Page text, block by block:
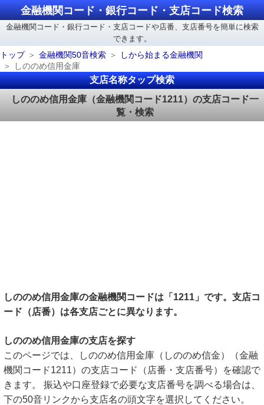
金融機関コード・銀行コード・支店コード検索
金融機関コード・銀行コード・支店コードや店番、支店番号を簡単に検索
できます。
トップ
金融機関50音検索
しから始まる金融機関
しののめ信用金庫
支店名称タップ検索
しののめ信用金庫（金融機関コード1211）の支店コード一
覧・検索
しののめ信用金庫の金融機関コードは「1211」です。支店コ
ード（店番）は各支店ごとに異なります。
しののめ信用金庫の支店を探す
このページでは、しののめ信用金庫（しののめ信金）（金融
機関コード1211）の支店コード（店番・支店番号）を確認で
きます。 振込や口座登録で必要な支店番号を調べる場合は、
下の50音リンクから支店名の頭文字を選択してください。